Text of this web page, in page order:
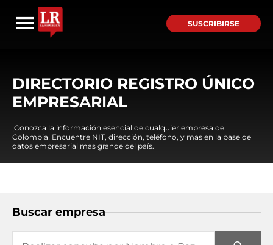
SUSCRIBIRSE
DIRECTORIO REGISTRO ÚNICO
EMPRESARIAL
¡Conozca la información esencial de cualquier empresa de
Colombia! Encuentre NIT, dirección, teléfono, y mas en la base de
datos empresarial mas grande del país.
Buscar empresa